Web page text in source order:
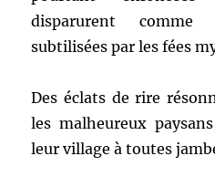
disparurent comme
subtilisées par les fées
Des éclats de rire
les malheureux
leur village à toutes